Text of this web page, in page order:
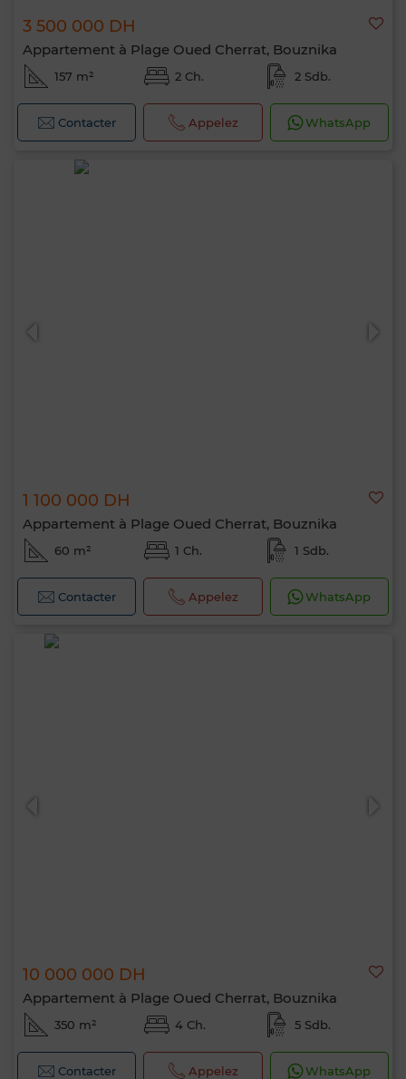
3 500 000 DH
Appartement à Plage Oued Cherrat, Bouznika
157 m² 2 Ch. 2 Sdb.
Contacter Appelez WhatsApp
1 100 000 DH
Appartement à Plage Oued Cherrat, Bouznika
60 m² 1 Ch. 1 Sdb.
Contacter Appelez WhatsApp
10 000 000 DH
Appartement à Plage Oued Cherrat, Bouznika
350 m² 4 Ch. 5 Sdb.
Contacter Appelez WhatsApp